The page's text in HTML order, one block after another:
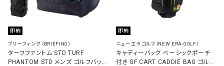
即納
ブリーフィング（BRIEFING）
ターフファントム STD TURF
PHANTOM STD メンズ ゴルフバッグ
即納
ニューエラゴルフ（NEW ERA GOLF）
キャディーバッグ ベーシックポーチ
付き GF CART CADDIE BAG ゴルフ